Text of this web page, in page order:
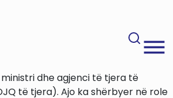
ministri dhe agjenci të tjera të
të tjera). Ajo ka shërbyer në role